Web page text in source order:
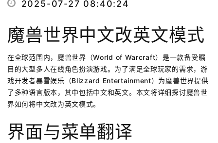
2025-07-27 08:40:24
魔兽世界中文改英文模式
在全球范围内，魔兽世界（World of Warcraft）是一款备受瞩
目的大型多人在线角色扮演游戏。为了满足全球玩家的需求，游
戏开发者暴雪娱乐（Blizzard Entertainment）为魔兽世界提供
了多种语言版本，其中包括中文和英文。本文将详细探讨魔兽世
界如何将中文改为英文模式。
界面与菜单翻译